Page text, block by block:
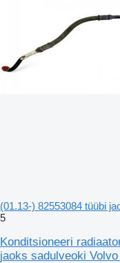
(01.13-) 82553084 tüübi
5
Konditsioneeri
jaoks sadulveoki